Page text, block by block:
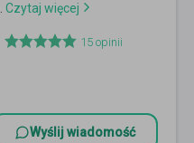
Czytaj więcej
15 opinii
Wyślij wiadomość